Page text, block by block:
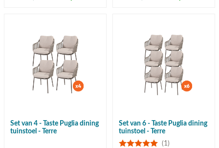
Set van 4 - Taste Puglia dining
tuinstoel - Terre
Set van 6 - Taste Puglia dining
tuinstoel - Terre
(1)